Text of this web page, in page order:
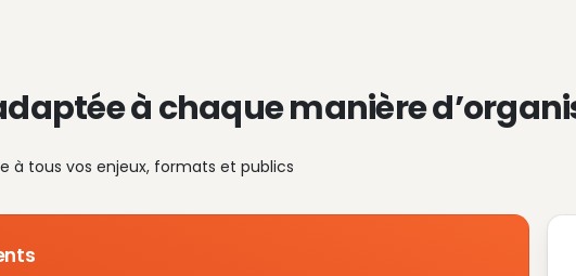
à chaque manière
à tous vos enjeux, formats et publics